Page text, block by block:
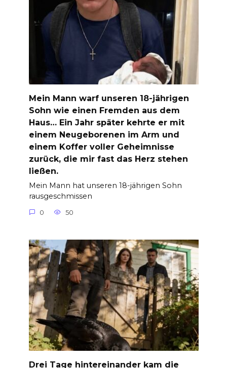
Mein Mann warf unseren 18-jährigen
Sohn wie einen Fremden aus dem
Haus… Ein Jahr später kehrte er mit
einem Neugeborenen im Arm und
einem Koffer voller Geheimnisse
zurück, die mir fast das Herz stehen
ließen.
Mein Mann hat unseren 18-jährigen Sohn
rausgeschmissen
0 50
Drei Tage hintereinander kam die